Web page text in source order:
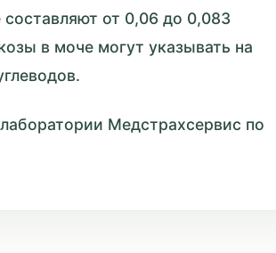
от 0,06 до 0,083
в моче могут указывать на
Медстрахсервис по